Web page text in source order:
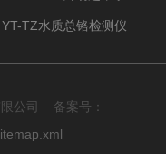
YT-TZ水质总铬检测仪
限公司 备案号：